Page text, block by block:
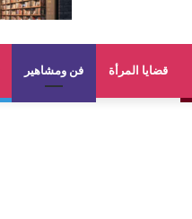
قضايا المرأة فن ومشاهير